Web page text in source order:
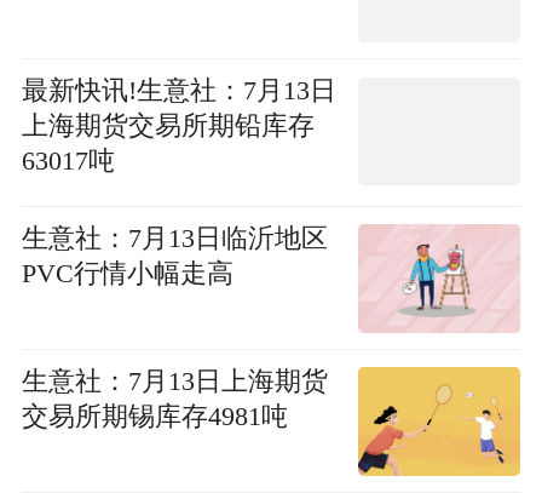
最新快讯!生意社：7月13日
上海期货交易所期铅库存
63017吨
生意社：7月13日临沂地区
PVC行情小幅走高
生意社：7月13日上海期货
交易所期锡库存4981吨